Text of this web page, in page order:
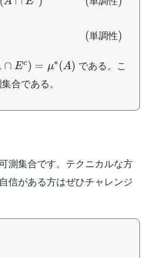
(単調性)
∩ Ec) = μ∗(A) である。こ
合である。
測集合です。テクニカルな方
信がある方はぜひチャレンジ